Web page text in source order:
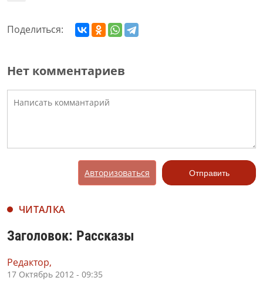
Поделиться:
Нет комментариев
Авторизоваться Отправить
ЧИТАЛКА
Заголовок: Рассказы
Редактор,
17 Октябрь 2012 - 09:35